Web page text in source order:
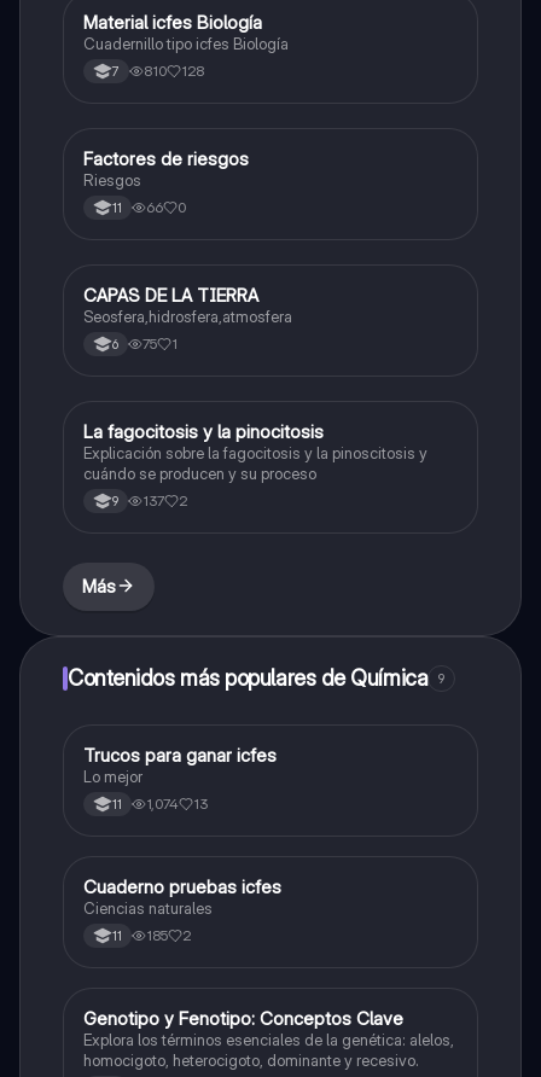
Química
Material icfes Biología
Cuadernillo tipo icfes Biología
7 810 128
Biologia
Factores de riesgos
Riesgos
11 66 0
Biologia
CAPAS DE LA TIERRA
Seosfera,hidrosfera,atmosfera
6 75 1
Biologia
La fagocitosis y la pinocitosis
Explicación sobre la fagocitosis y la pinoscitosis y
cuándo se producen y su proceso
9 137 2
Más
Contenidos más populares de Química 9
Química
Trucos para ganar icfes
Lo mejor
11 1,074 13
Biologia
Cuaderno pruebas icfes
Ciencias naturales
11 185 2
GBiologia
Genotipo y Fenotipo: Conceptos Clave
Explora los términos esenciales de la genética: alelos,
homocigoto, heterocigoto, dominante y recesivo.